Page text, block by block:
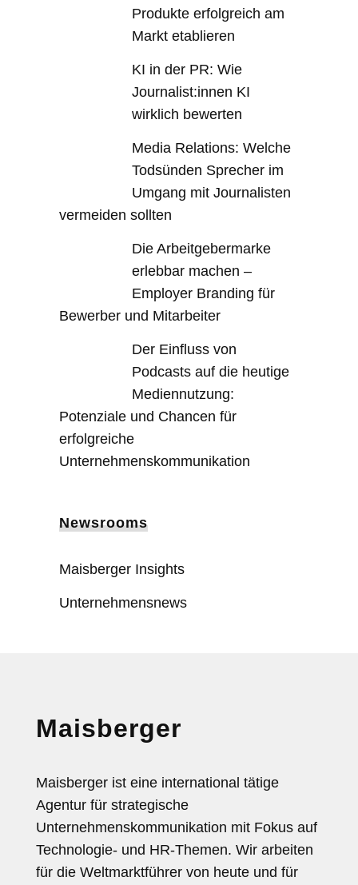
Produkte erfolgreich am
Markt etablieren
KI in der PR: Wie
Journalist:innen KI
wirklich bewerten
Media Relations: Welche
Todsünden Sprecher im
Umgang mit Journalisten
vermeiden sollten
Die Arbeitgebermarke
erlebbar machen –
Employer Branding für
Bewerber und Mitarbeiter
Der Einfluss von
Podcasts auf die heutige
Mediennutzung:
Potenziale und Chancen für
erfolgreiche
Unternehmenskommunikation
Newsrooms
Maisberger Insights
Unternehmensnews
Maisberger
Maisberger ist eine international tätige
Agentur für strategische
Unternehmenskommunikation mit Fokus auf
Technologie- und HR-Themen. Wir arbeiten
für die Weltmarktführer von heute und für